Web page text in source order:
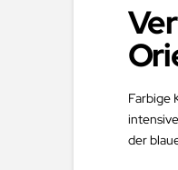
Farbige
der